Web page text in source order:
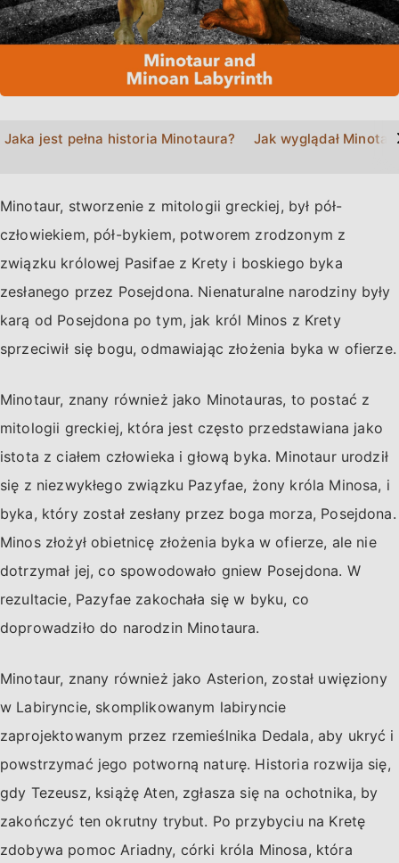
Jaka jest pełna historia Minotaura? Jak wyglądał
Minotaur, stworzenie z mitologii greckiej, był pół-
człowiekiem, pół-bykiem, potworem zrodzonym z
związku królowej Pasifae z Krety i boskiego byka
zesłanego przez Posejdona. Nienaturalne narodziny były
karą od Posejdona po tym, jak król Minos z Krety
sprzeciwił się bogu, odmawiając złożenia byka w ofierze.
Minotaur, znany również jako Minotauras, to postać z
mitologii greckiej, która jest często przedstawiana jako
istota z ciałem człowieka i głową byka. Minotaur urodził
się z niezwykłego związku Pazyfae, żony króla Minosa, i
byka, który został zesłany przez boga morza, Posejdona.
Minos złożył obietnicę złożenia byka w ofierze, ale nie
dotrzymał jej, co spowodowało gniew Posejdona. W
rezultacie, Pazyfae zakochała się w byku, co
doprowadziło do narodzin Minotaura.
Minotaur, znany również jako Asterion, został uwięziony
w Labiryncie, skomplikowanym labiryncie
zaprojektowanym przez rzemieślnika Dedala, aby ukryć i
powstrzymać jego potworną naturę. Historia rozwija się,
gdy Tezeusz, książę Aten, zgłasza się na ochotnika, by
zakończyć ten okrutny trybut. Po przybyciu na Kretę
zdobywa pomoc Ariadny, córki króla Minosa, która